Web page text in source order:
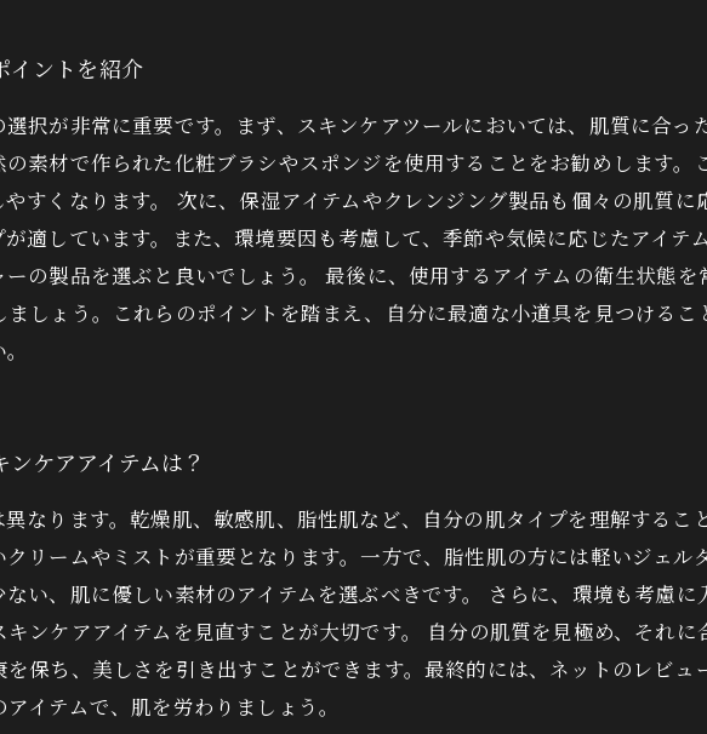
イントを紹介
択が非常に重要です。まず、スキンケアツールにおいては、肌質に合っ
素材で作られた化粧ブラシやスポンジを使用することをお勧めします。
すくなります。 次に、保湿アイテムやクレンジング製品も個々の肌質に
適しています。また、環境要因も考慮して、季節や気候に応じたアイテ
の製品を選ぶと良いでしょう。 最後に、使用するアイテムの衛生状態
しょう。これらのポイントを踏まえ、自分に最適な小道具を見つける
ケアアイテムは？
なります。乾燥肌、敏感肌、脂性肌など、自分の肌タイプを理解するこ
リームやミストが重要となります。一方で、脂性肌の方には軽いジェル
い、肌に優しい素材のアイテムを選ぶべきです。 さらに、環境も考慮
ンケアアイテムを見直すことが大切です。 自分の肌質を見極め、それに
保ち、美しさを引き出すことができます。最終的には、ネットのレビュ
イテムで、肌を労わりましょう。